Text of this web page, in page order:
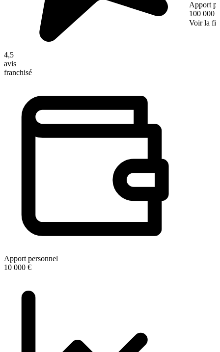
4,5
avis
franchisé
Apport personnel
10 000 €
Apport
100 000 €
Voir la